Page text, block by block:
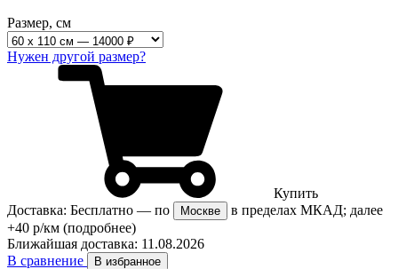
Размер, см
Нужен другой размер?
Купить
Доставка: Бесплатно — по Москве
в пределах МКАД; далее
+40 р/км (подробнее)
Ближайшая доставка: 11.08.2026
В сравнение
В избранное